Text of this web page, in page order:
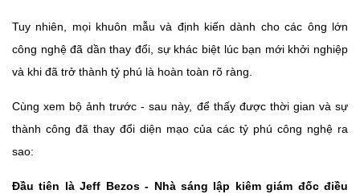
Tuy nhiên, mọi khuôn mẫu và định kiến dành cho các ông lớn
công nghệ đã dần thay đổi, sự khác biệt lúc bạn mới khởi nghiệp
và khi đã trở thành tỷ phú là hoàn toàn rõ ràng.
Cùng xem bộ ảnh trước - sau này, để thấy được thời gian và sự
thành công đã thay đổi diện mạo của các tỷ phú công nghệ ra
sao:
Đầu tiên là Jeff Bezos - Nhà sáng lập kiêm giám đốc điều